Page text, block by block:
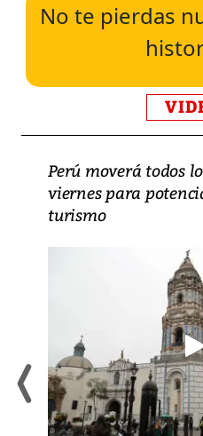
No te pierdas
Perú moverá todos
viernes para
turismo